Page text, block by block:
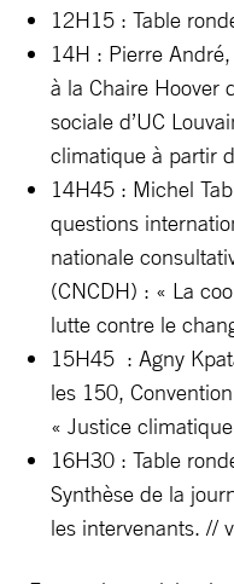
12H15 : Table
14H : Pierre
à la Chaire Hoover
sociale d’UC
climatique à partir
14H45 : Michel
questions
nationale
(CNCDH) : « La
lutte contre le
15H45 : Agny
les 150,
« Justice
16H30 : Table
Synthèse de la
les intervenants. //